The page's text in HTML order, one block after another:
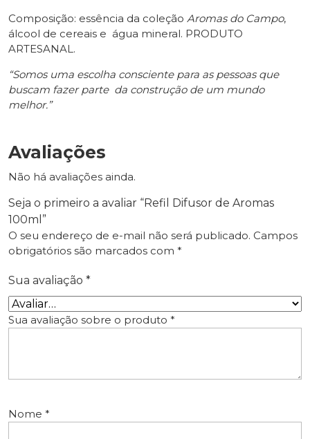
Composição: essência da coleção Aromas do Campo,
álcool de cereais e água mineral. PRODUTO
ARTESANAL.
“Somos uma escolha consciente para as pessoas que
buscam fazer parte da construção de um mundo
melhor.”
Avaliações
Não há avaliações ainda.
Seja o primeiro a avaliar “Refil Difusor de Aromas
100ml”
O seu endereço de e-mail não será publicado. Campos
obrigatórios são marcados com *
Sua avaliação *
Sua avaliação sobre o produto *
Nome *